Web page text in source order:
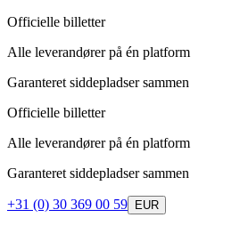
Officielle billetter
Alle leverandører på én platform
Garanteret siddepladser sammen
Officielle billetter
Alle leverandører på én platform
Garanteret siddepladser sammen
+31 (0) 30 369 00 59 EUR